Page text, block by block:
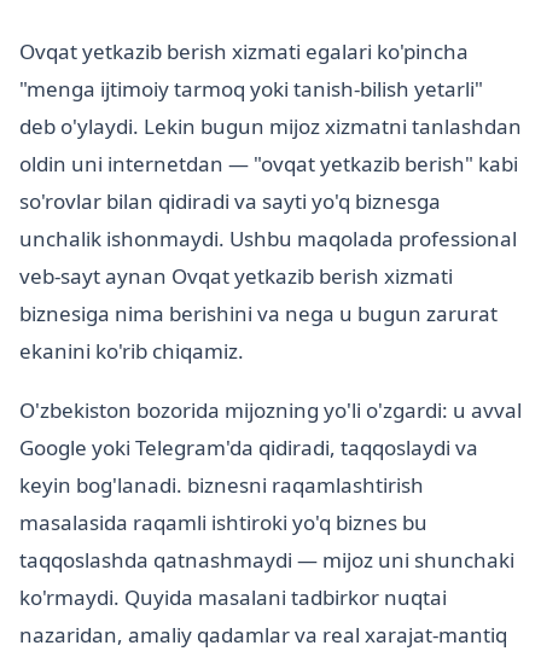
Ovqat yetkazib berish xizmati egalari ko'pincha
"menga ijtimoiy tarmoq yoki tanish-bilish yetarli"
deb o'ylaydi. Lekin bugun mijoz xizmatni tanlashdan
oldin uni internetdan — "ovqat yetkazib berish" kabi
so'rovlar bilan qidiradi va sayti yo'q biznesga
unchalik ishonmaydi. Ushbu maqolada professional
veb-sayt aynan Ovqat yetkazib berish xizmati
biznesiga nima berishini va nega u bugun zarurat
ekanini ko'rib chiqamiz.
O'zbekiston bozorida mijozning yo'li o'zgardi: u avval
Google yoki Telegram'da qidiradi, taqqoslaydi va
keyin bog'lanadi. biznesni raqamlashtirish
masalasida raqamli ishtiroki yo'q biznes bu
taqqoslashda qatnashmaydi — mijoz uni shunchaki
ko'rmaydi. Quyida masalani tadbirkor nuqtai
nazaridan, amaliy qadamlar va real xarajat-mantiq